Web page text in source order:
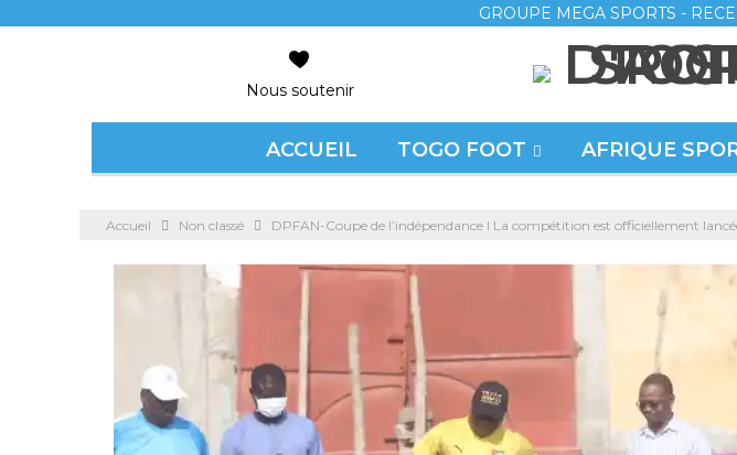
GROUPE MEGA SPORTS -
Nous soutenir
ACCUEIL TOGO FOOT AFRIQUE
Accueil Non classé DPFAN-Coupe de l’indépendance I La compétition est officiellement